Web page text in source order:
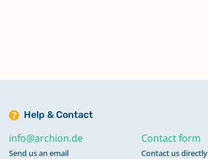
1861-1871
Kirchenbuch Elsdorf: Trauungen
Help & Contact
info@archion.de
Send us an email
Contact form
Contact us directly